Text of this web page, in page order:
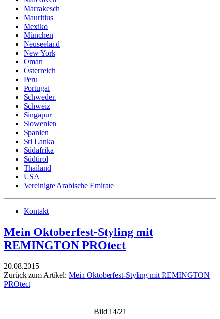
Marrakesch
Mauritius
Mexiko
München
Neuseeland
New York
Oman
Österreich
Peru
Portugal
Schweden
Schweiz
Singapur
Slowenien
Spanien
Sri Lanka
Südafrika
Südtirol
Thailand
USA
Vereinigte Arabische Emirate
Kontakt
Mein Oktoberfest-Styling mit
REMINGTON PROtect
20.08.2015
Zurück zum Artikel: Mein Oktoberfest-Styling mit REMINGTON
PROtect
Bild 14/21